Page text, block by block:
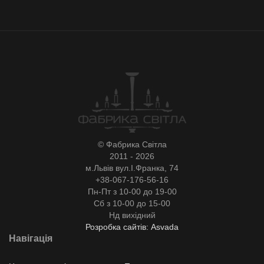
© Фабрика Світла
2011 - 2026
м.Львів вул.І.Франка, 74
+38-067-176-56-16
Пн-Пт з 10-00 до 19-00
Сб з 10-00 до 15-00
Нд вихідний
Розробка сайтів: Asvada
Навігація